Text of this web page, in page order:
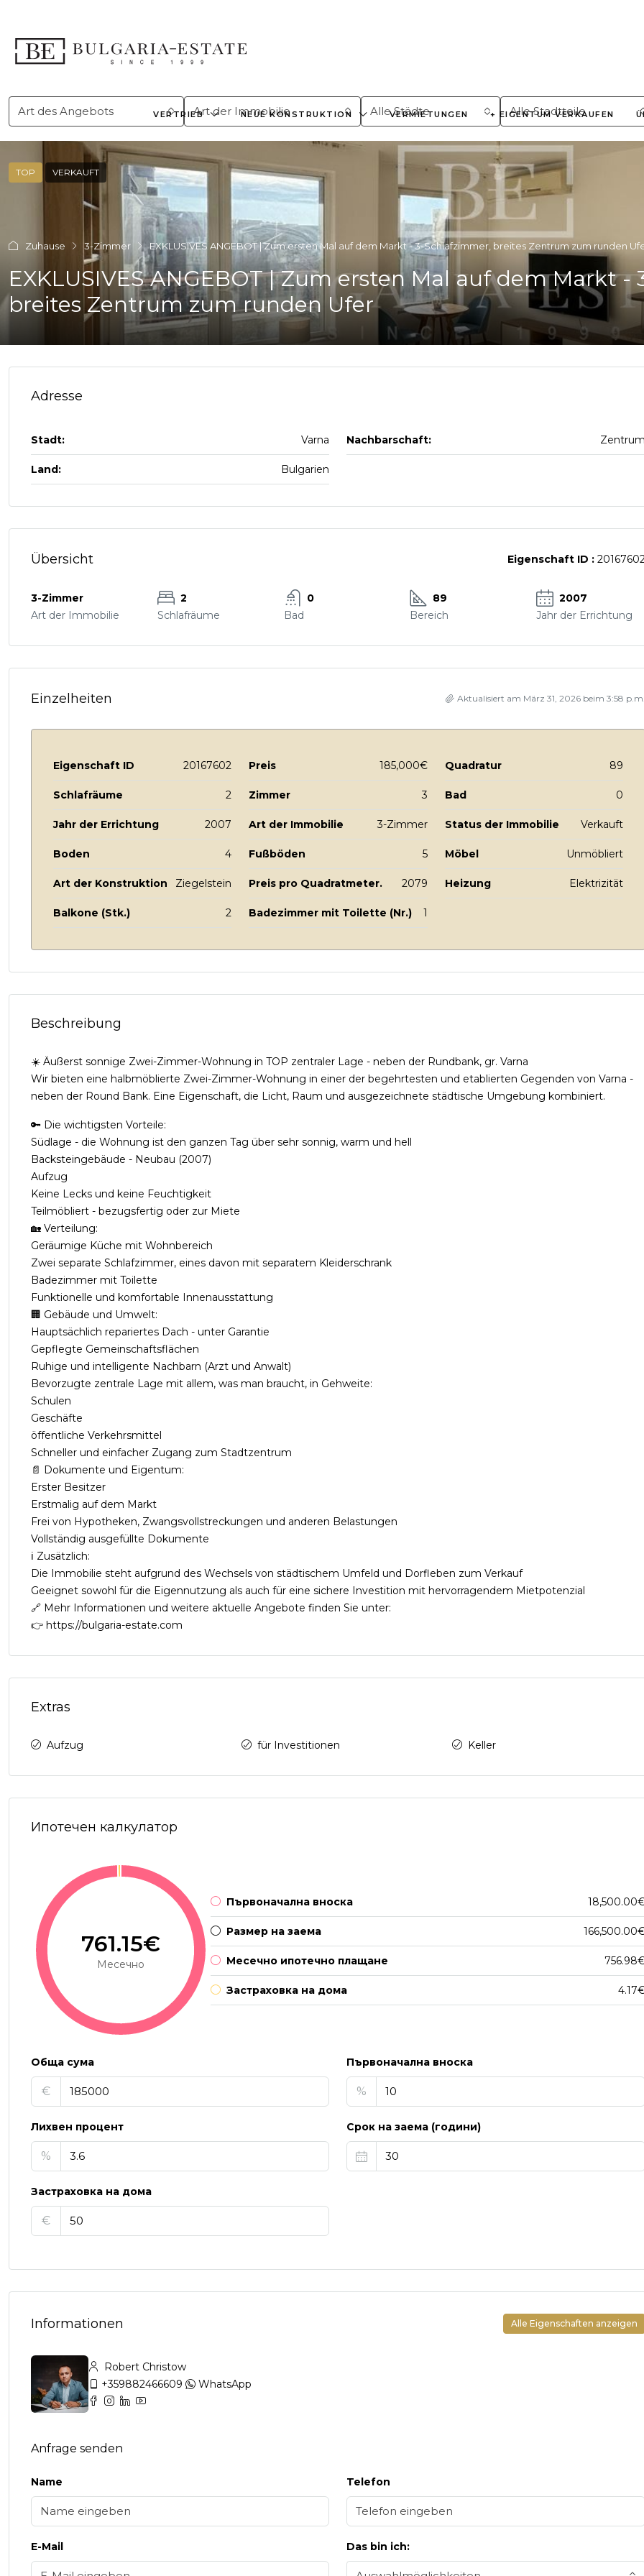
VERTRIEB NEUE KONSTRUKTION VERMIETUNGEN + EIGENTUM VERKAUFEN
Art des Angebots Art der Immobilie Alle Städte Alle Stadtteile
TOP VERKAUFT
Zuhause 3-Zimmer EXKLUSIVES ANGEBOT | Zum ersten Mal auf dem Markt - 3-Schlafzimmer, breites Zentrum zum runden
EXKLUSIVES ANGEBOT | Zum ersten Mal auf dem Markt
breites Zentrum zum runden Ufer
Adresse
Stadt: Varna Nachbarschaft:
Land: Bulgarien
Übersicht Eigenschaft ID :
3-Zimmer
Art der Immobilie
2
Schlafräume
0
Bad
89
Bereich
2007
Jahr der Errichtung
Einzelheiten Aktualisiert am März 31, 2026 beim 3:58
Eigenschaft ID 20167602 Preis 185,000€ Quadratur 89
Schlafräume 2 Zimmer 3 Bad 0
Jahr der Errichtung 2007 Art der Immobilie 3-Zimmer Status der Immobilie Verkauft
Boden 4 Fußböden 5 Möbel Unmöbliert
Art der Konstruktion Ziegelstein Preis pro Quadratmeter. 2079 Heizung Elektrizität
Balkone (Stk.) 2 Badezimmer mit Toilette (Nr.) 1
Beschreibung
☀️ Äußerst sonnige Zwei-Zimmer-Wohnung in TOP zentraler Lage - neben der Rundbank, gr. Varna
Wir bieten eine halbmöblierte Zwei-Zimmer-Wohnung in einer der begehrtesten und etablierten Gegenden von Varna -
neben der Round Bank. Eine Eigenschaft, die Licht, Raum und ausgezeichnete städtische Umgebung kombiniert.
🔑 Die wichtigsten Vorteile:
Südlage - die Wohnung ist den ganzen Tag über sehr sonnig, warm und hell
Backsteingebäude - Neubau (2007)
Aufzug
Keine Lecks und keine Feuchtigkeit
Teilmöbliert - bezugsfertig oder zur Miete
🏡 Verteilung:
Geräumige Küche mit Wohnbereich
Zwei separate Schlafzimmer, eines davon mit separatem Kleiderschrank
Badezimmer mit Toilette
Funktionelle und komfortable Innenausstattung
🏢 Gebäude und Umwelt:
Hauptsächlich repariertes Dach - unter Garantie
Gepflegte Gemeinschaftsflächen
Ruhige und intelligente Nachbarn (Arzt und Anwalt)
Bevorzugte zentrale Lage mit allem, was man braucht, in Gehweite:
Schulen
Geschäfte
öffentliche Verkehrsmittel
Schneller und einfacher Zugang zum Stadtzentrum
📄 Dokumente und Eigentum:
Erster Besitzer
Erstmalig auf dem Markt
Frei von Hypotheken, Zwangsvollstreckungen und anderen Belastungen
Vollständig ausgefüllte Dokumente
ℹ️ Zusätzlich:
Die Immobilie steht aufgrund des Wechsels von städtischem Umfeld und Dorfleben zum Verkauf
Geeignet sowohl für die Eigennutzung als auch für eine sichere Investition mit hervorragendem Mietpotenzial
🔗 Mehr Informationen und weitere aktuelle Angebote finden Sie unter:
👉 https://bulgaria-estate.com
Extras
Aufzug für Investitionen Keller
Ипотечен калкулатор
761.15€
Месечно
Първоначална вноска
Размер на заема
Месечно ипотечно плащане
Застраховка на дома
Обща сума
€
Първоначална вноска
%
Лихвен процент
%
Срок на заема (години)
Застраховка на дома
€
Informationen Alle Eigenschaften anzeigen
Robert Christow
+359882466609
WhatsApp
Anfrage senden
Name Telefon
E-Mail Das bin ich: